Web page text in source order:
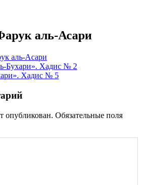
аль-Асари
аль-Асари
Бухари». Хадис № 2
Хадис № 5
опубликован. Обязательные поля